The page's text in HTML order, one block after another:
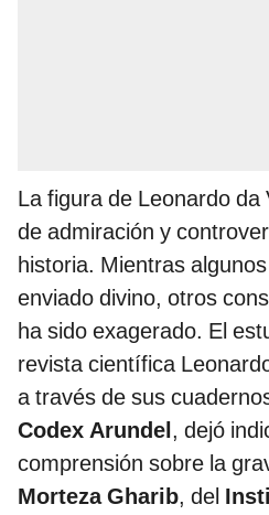
La figura de Leonardo da
de admiración y
historia. Mientras
enviado divino, otros
ha sido exagerado. El
revista científica
a través de sus
Codex Arundel, dejó
comprensión sobre la
Morteza Gharib, del